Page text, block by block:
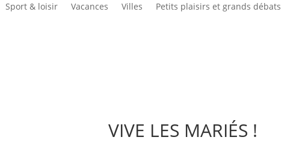
Sport & loisir Vacances Villes Petits plaisirs et grands débats
VIVE LES MARIÉS !